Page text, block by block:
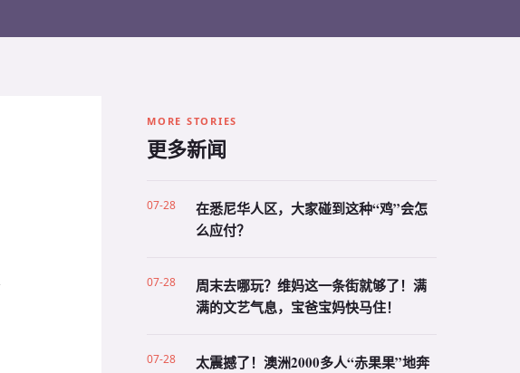
MORE STORIES
更多新闻
07-28
在悉尼华人区，大家碰到这种“鸡”会怎
么应付？
07-28
周末去哪玩？维妈这一条街就够了！满
满的文艺气息，宝爸宝妈快马住！
07-28
太震撼了！澳洲2000多人“赤果果”地奔